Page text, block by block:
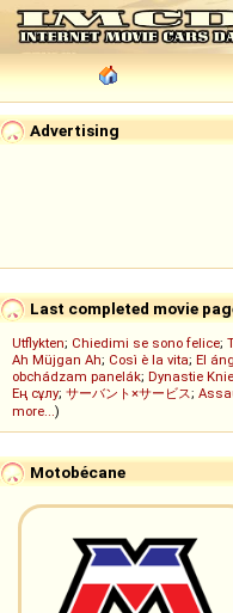
Advertising
Last completed movie
Utflykten; Chiedimi se sono felice;
Ah Müjgan Ah; Così è la vita; El
obchádzam panelák; Dynastie
Ең сұлу; サーバント×サービス;
more...)
Motobécane